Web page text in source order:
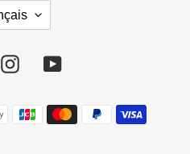
InstagramYouTube
Moyens
de